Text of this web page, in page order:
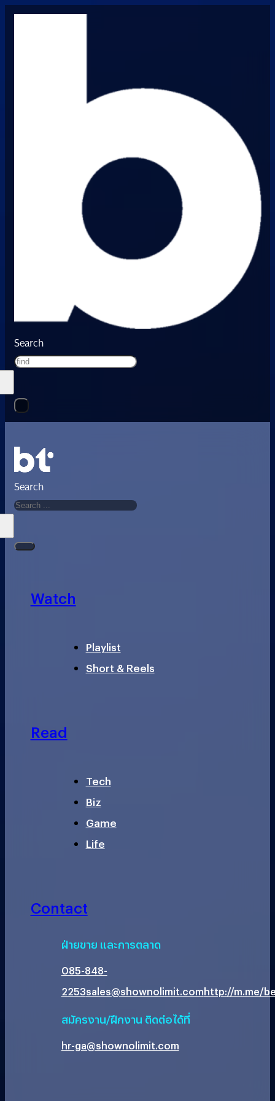
Search
Search
Watch
Playlist
Short & Reels
Read
Tech
Biz
Game
Life
Contact
ฝ่ายขาย และการตลาด
085-848-
2253sales@shownolimit.comhttp://m.me/
สมัครงาน/ฝึกงาน ติดต่อได้ที่
hr-ga@shownolimit.com